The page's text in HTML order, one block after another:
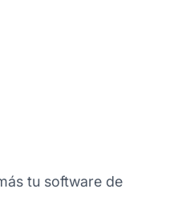
tu software de